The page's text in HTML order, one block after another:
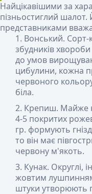
Найцікавішими за
пізньостиглий
представниками
Вонський. Сорт-
збудників
до умов
цибулини, кожна
червоного
біла.
Крепиш. Майже
4-5 покритих
гр. формують
то він має
червону м'якоть.
Кунак. Округлі,
жовтим
штуки утворюють